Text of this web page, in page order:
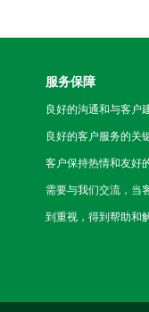
服务保障
良好的沟通和与客户
良好的客户服务的关
客户保持热情和友好
需要与我们交流，当
到重视，得到帮助和